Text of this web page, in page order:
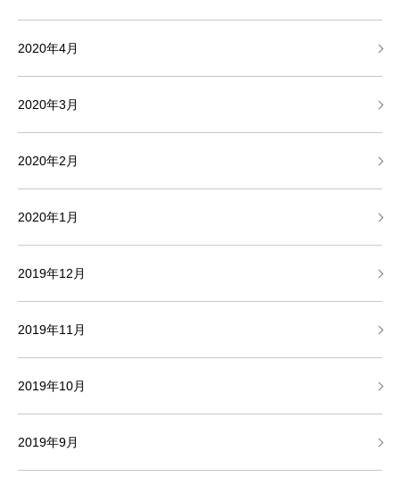
2020年4月
2020年3月
2020年2月
2020年1月
2019年12月
2019年11月
2019年10月
2019年9月